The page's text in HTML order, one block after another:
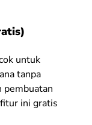
untuk
tanpa
pembuatan
ini gratis